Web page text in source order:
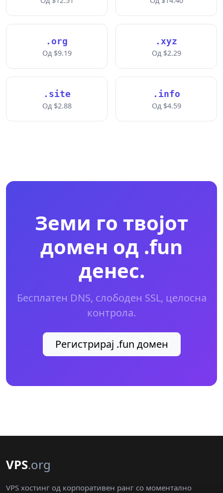
.org
Од $9.19
.xyz
Од $2.29
.site
Од $2.88
.info
Од $4.59
Земи го твојот
домен од .fun
денес.
Бесплатен DNS, слободен SSL, целосна
контрола.
Регистрирај .fun домен
VPS.org
VPS хостинг од корпоративен ранг со моментално